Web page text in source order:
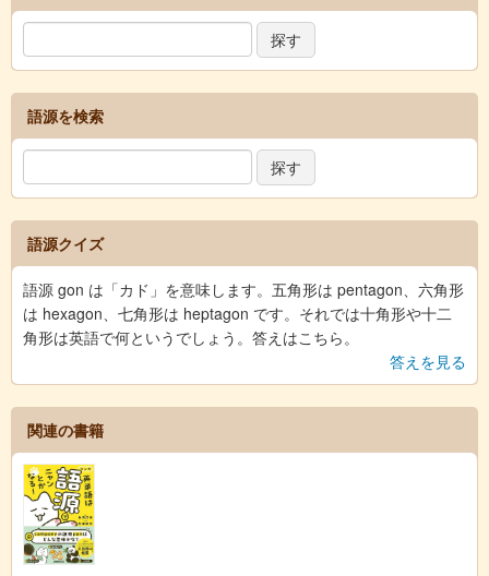
語源を検索
語源クイズ
語源 gon は「カド」を意味します。五角形は pentagon、六角形
は hexagon、七角形は heptagon です。それでは十角形や十二
角形は英語で何というでしょう。答えはこちら。
答えを見る
関連の書籍